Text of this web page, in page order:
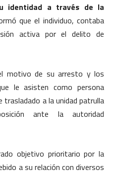
identidad a través de la
que el individuo, contaba
activa por el delito de
motivo de su arresto y los
le asisten como persona
a la unidad patrulla
ante la autoridad
objetivo prioritario por la
a su relación con diversos